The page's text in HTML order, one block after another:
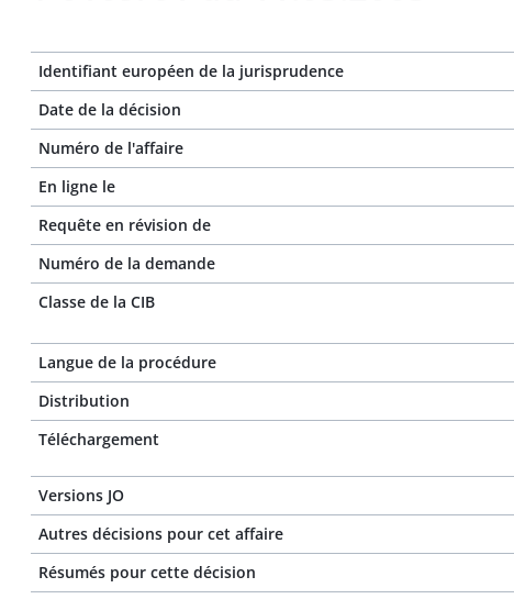
Identifiant européen de la jurisprudence
Date de la décision
Numéro de l'affaire
En ligne le
Requête en révision de
Numéro de la demande
Classe de la CIB
Langue de la procédure
Distribution
Téléchargement
Versions JO
Autres décisions pour cet affaire
Résumés pour cette décision